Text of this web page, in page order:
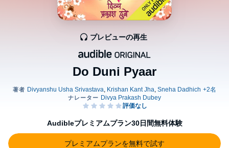
Do Duni Pyaar
プレビューの再生
Audibleプレミアムプラン30日間無料体験
プレミアムプランを無料で試す